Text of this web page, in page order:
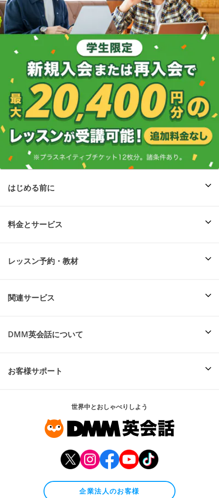
はじめる前に
料金とサービス
レッスン予約・教材
関連サービス
DMM英会話について
お客様サポート
世界中とおしゃべりしよう
企業法人のお客様